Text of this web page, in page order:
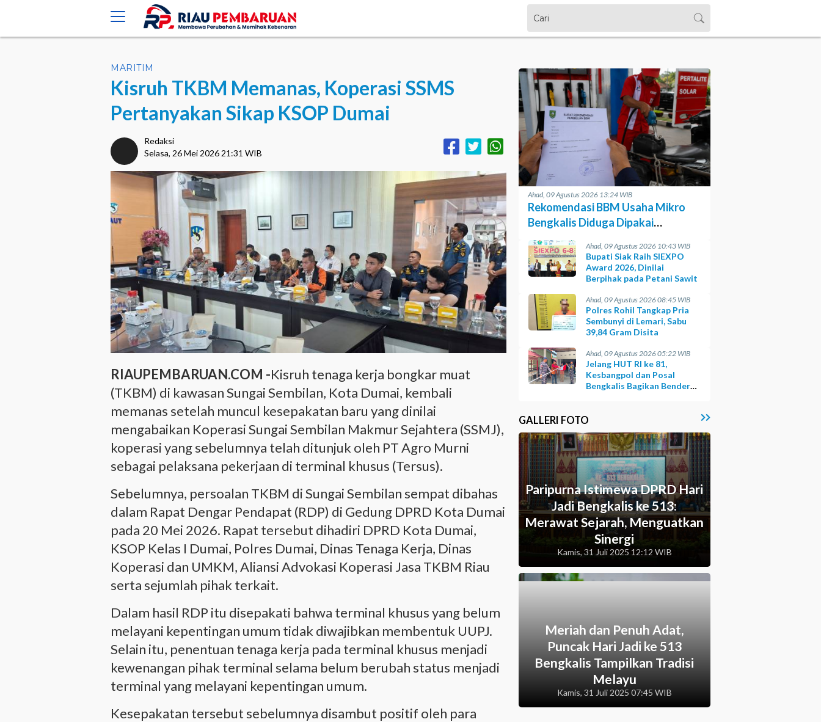
MARITIM
Kisruh TKBM Memanas, Koperasi SSMS
Pertanyakan Sikap KSOP Dumai
Redaksi
Selasa, 26 Mei 2026 21:31 WIB
RIAUPEMBARUAN.COM -Kisruh tenaga kerja bongkar muat
(TKBM) di kawasan Sungai Sembilan, Kota Dumai, kembali
memanas setelah muncul kesepakatan baru yang dinilai
mengabaikan Koperasi Sungai Sembilan Makmur Sejahtera (SSMJ),
koperasi yang sebelumnya telah ditunjuk oleh PT Agro Murni
sebagai pelaksana pekerjaan di terminal khusus (Tersus).
Sebelumnya, persoalan TKBM di Sungai Sembilan sempat dibahas
dalam Rapat Dengar Pendapat (RDP) di Gedung DPRD Kota Dumai
pada 20 Mei 2026. Rapat tersebut dihadiri DPRD Kota Dumai,
KSOP Kelas I Dumai, Polres Dumai, Dinas Tenaga Kerja, Dinas
Koperasi dan UMKM, Aliansi Advokasi Koperasi Jasa TKBM Riau
serta sejumlah pihak terkait.
Dalam hasil RDP itu disepakati bahwa terminal khusus yang belum
melayani kepentingan umum tidak diwajibkan membentuk UUPJ.
Selain itu, penentuan tenaga kerja pada terminal khusus menjadi
kewenangan pihak terminal selama belum berubah status menjadi
terminal yang melayani kepentingan umum.
Kesepakatan tersebut sebelumnya disambut positif oleh para
Ahad, 09 Agustus 2026 13:24 WIB
Rekomendasi BBM Usaha Mikro
Bengkalis Diduga Dipakai
Pengecer
Ahad, 09 Agustus 2026 10:43 WIB
Bupati Siak Raih SIEXPO
Award 2026, Dinilai
Berpihak pada Petani Sawit
Ahad, 09 Agustus 2026 08:45 WIB
Polres Rohil Tangkap Pria
Sembunyi di Lemari, Sabu
39,84 Gram Disita
Ahad, 09 Agustus 2026 05:22 WIB
Jelang HUT RI ke 81,
Kesbangpol dan Posal
Bengkalis Bagikan Bendera
GALLERI FOTO
Paripurna Istimewa DPRD Hari
Jadi Bengkalis ke 513:
Merawat Sejarah, Menguatkan
Sinergi
Kamis, 31 Juli 2025 12:12 WIB
Meriah dan Penuh Adat,
Puncak Hari Jadi ke 513
Bengkalis Tampilkan Tradisi
Melayu
Kamis, 31 Juli 2025 07:45 WIB